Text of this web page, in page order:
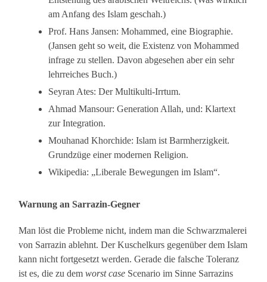
am Anfang des Islam geschah.)
Prof. Hans Jansen: Mohammed, eine Biographie.
(Jansen geht so weit, die Existenz von Mohammed
infrage zu stellen. Davon abgesehen aber ein sehr
lehrreiches Buch.)
Seyran Ates: Der Multikulti-Irrtum.
Ahmad Mansour: Generation Allah, und: Klartext
zur Integration.
Mouhanad Khorchide: Islam ist Barmherzigkeit.
Grundzüge einer modernen Religion.
Wikipedia: „Liberale Bewegungen im Islam“.
Warnung an Sarrazin-Gegner
Man löst die Probleme nicht, indem man die Schwarzmalerei
von Sarrazin ablehnt. Der Kuschelkurs gegenüber dem Islam
kann nicht fortgesetzt werden. Gerade die falsche Toleranz
ist es, die zu demworst case Scenario im Sinne Sarrazins